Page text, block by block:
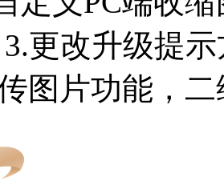
更改升级提
图片功能，